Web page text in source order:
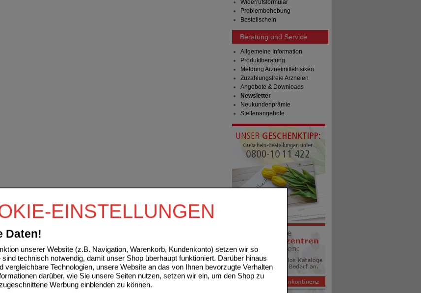
EINSTELLUNGEN
Daten!
unserer Website (z.B. Navigation, Warenkorb, Kundenkonto) setzen wir so
technisch notwendig, damit unser Shop überhaupt funktioniert. Darüber hinaus
vergleichbare Technologien, unsere Website an das von Ihnen bevorzugte Verhalten
darüber, wie Sie unsere Seiten nutzen, setzen wir ein, um den Shop zu
Werbung einblenden zu können.
Widerrufsformular
Problembehebung
Bestellschein
Beratung und Service
Allgemeine Information
Produktberatung
Meldung Arzneimittelrisiken
Zuzahlungsfreie Arzneien
Angebote & Downloads
Newsletter
Neukundenprämie
Stellenangebote